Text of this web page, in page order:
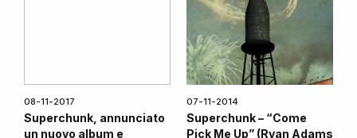
08-11-2017
Superchunk, annunciato
un nuovo album e
07-11-2014
Superchunk – “Come
Pick Me Up” (Ryan Adams